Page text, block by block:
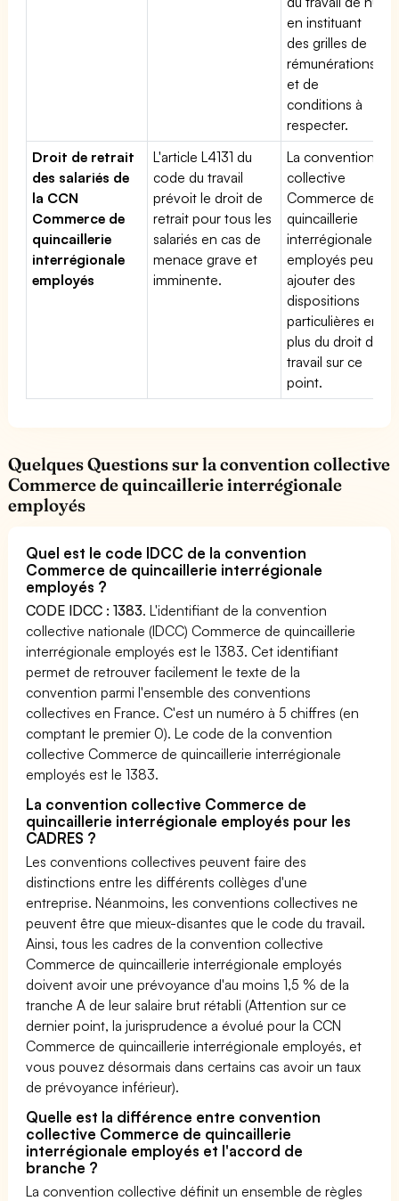
en instituant
des grilles de
rémunérations
et de
conditions à
respecter.
Droit de retrait
des salariés de
la CCN
Commerce de
quincaillerie
interrégionale
employés
L'article L4131 du
code du travail
prévoit le droit de
retrait pour tous les
salariés en cas de
menace grave et
imminente.
La convention
collective
Commerce de
quincaillerie
interrégionale
employés peut
ajouter des
dispositions
particulières en
plus du droit du
travail sur ce
point.
Quelques Questions sur la convention collective
Commerce de quincaillerie interrégionale
employés
Quel est le code IDCC de la convention
Commerce de quincaillerie interrégionale
employés ?
CODE IDCC : 1383. L'identifiant de la convention
collective nationale (IDCC) Commerce de quincaillerie
interrégionale employés est le 1383. Cet identifiant
permet de retrouver facilement le texte de la
convention parmi l'ensemble des conventions
collectives en France. C'est un numéro à 5 chiffres (en
comptant le premier 0). Le code de la convention
collective Commerce de quincaillerie interrégionale
employés est le 1383.
La convention collective Commerce de
quincaillerie interrégionale employés pour les
CADRES ?
Les conventions collectives peuvent faire des
distinctions entre les différents collèges d'une
entreprise. Néanmoins, les conventions collectives ne
peuvent être que mieux-disantes que le code du travail.
Ainsi, tous les cadres de la convention collective
Commerce de quincaillerie interrégionale employés
doivent avoir une prévoyance d'au moins 1,5 % de la
tranche A de leur salaire brut rétabli (Attention sur ce
dernier point, la jurisprudence a évolué pour la CCN
Commerce de quincaillerie interrégionale employés, et
vous pouvez désormais dans certains cas avoir un taux
de prévoyance inférieur).
Quelle est la différence entre convention
collective Commerce de quincaillerie
interrégionale employés et l'accord de
branche ?
La convention collective définit un ensemble de règles